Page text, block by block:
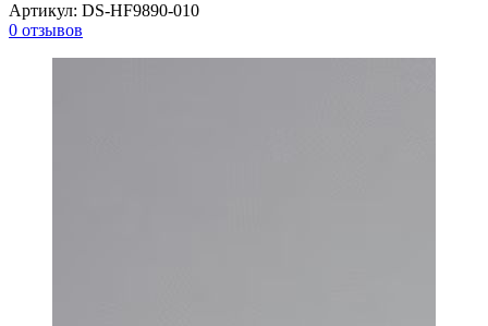
Артикул: DS-HF9890-010
0 отзывов